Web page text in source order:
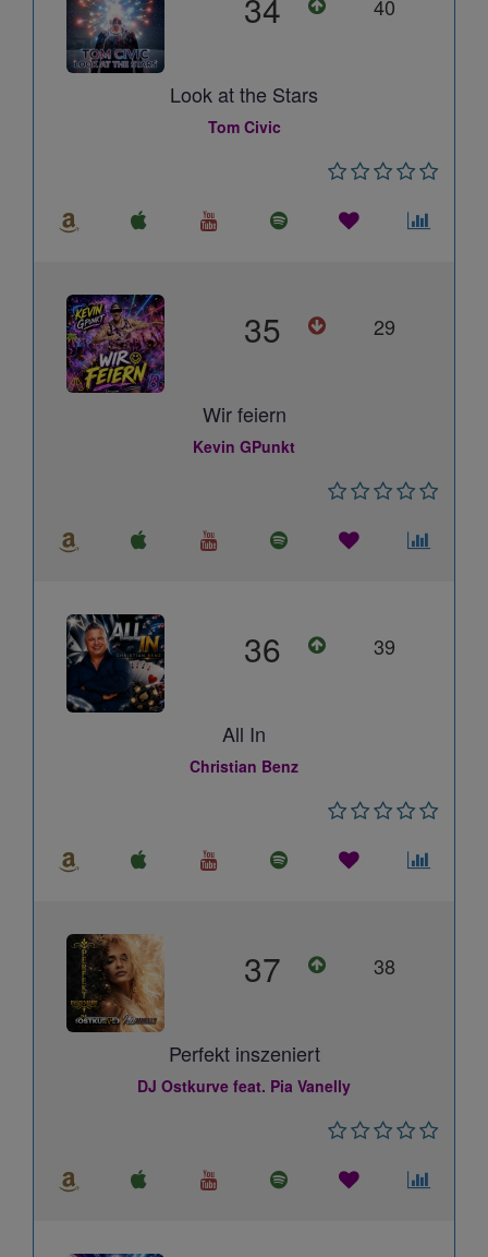
40
Look at the Stars
Tom Civic
35 29
Wir feiern
Kevin GPunkt
36 39
All In
Christian Benz
37 38
Perfekt inszeniert
DJ Ostkurve feat. Pia Vanelly